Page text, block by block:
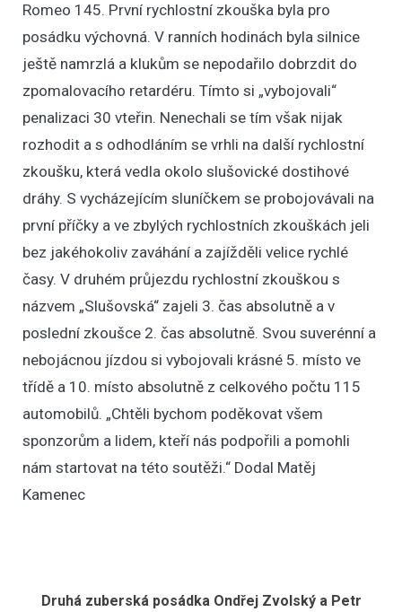
Romeo 145. První rychlostní zkouška byla pro
posádku výchovná. V ranních hodinách byla silnice
ještě namrzlá a klukům se nepodařilo dobrzdit do
zpomalovacího retardéru. Tímto si „vybojovali“
penalizaci 30 vteřin. Nenechali se tím však nijak
rozhodit a s odhodláním se vrhli na další rychlostní
zkoušku, která vedla okolo slušovické dostihové
dráhy. S vycházejícím sluníčkem se probojovávali na
první příčky a ve zbylých rychlostních zkouškách jeli
bez jakéhokoliv zaváhání a zajížděli velice rychlé
časy. V druhém průjezdu rychlostní zkouškou s
názvem „Slušovská“ zajeli 3. čas absolutně a v
poslední zkoušce 2. čas absolutně. Svou suverénní a
nebojácnou jízdou si vybojovali krásné 5. místo ve
třídě a 10. místo absolutně z celkového počtu 115
automobilů. „Chtěli bychom poděkovat všem
sponzorům a lidem, kteří nás podpořili a pomohli
nám startovat na této soutěži.“ Dodal Matěj
Kamenec
Druhá zuberská posádka Ondřej Zvolský a Petr